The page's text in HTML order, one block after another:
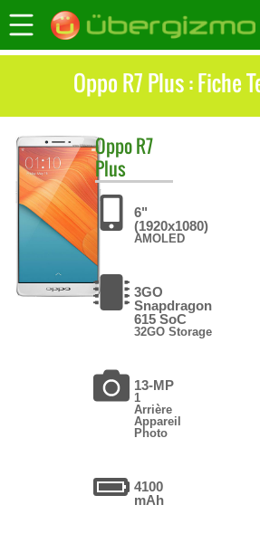
Oppo R7 Plus : Fiche
OppoR7
Plus
6"
(1920x1080)
AMOLED
3GO
Snapdragon
615 SoC
32GO Storage
13-MP
1
Arrière
Appareil
Photo
4100
mAh